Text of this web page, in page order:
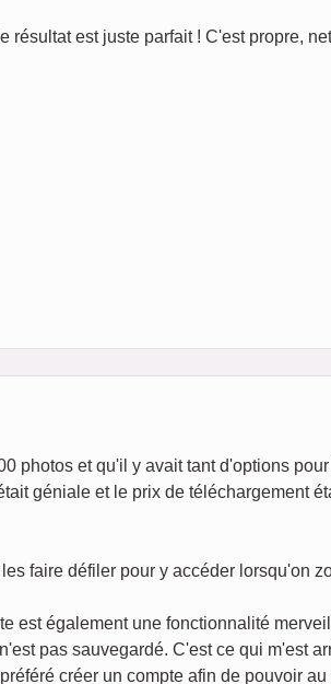
est juste parfait ! C'est propre,
photos et qu'il y avait tant d'options
géniale et le prix de téléchargement
faire défiler pour y accéder lorsqu'on
est également une fonctionnalité
pas sauvegardé. C'est ce qui m'est
créer un compte afin de pouvoir